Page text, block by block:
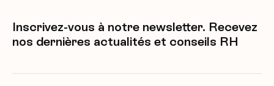
Inscrivez-vous à notre newsletter. Recevez
nos dernières actualités et conseils RH